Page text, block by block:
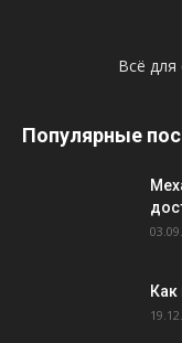
Всё для
Популярные
Как